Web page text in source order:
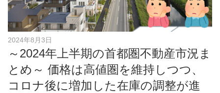
2024年8月3日
～2024年上半期の首都圏不動産市況ま
とめ～ 価格は高値圏を維持しつつ、
コロナ後に増加した在庫の調整が進